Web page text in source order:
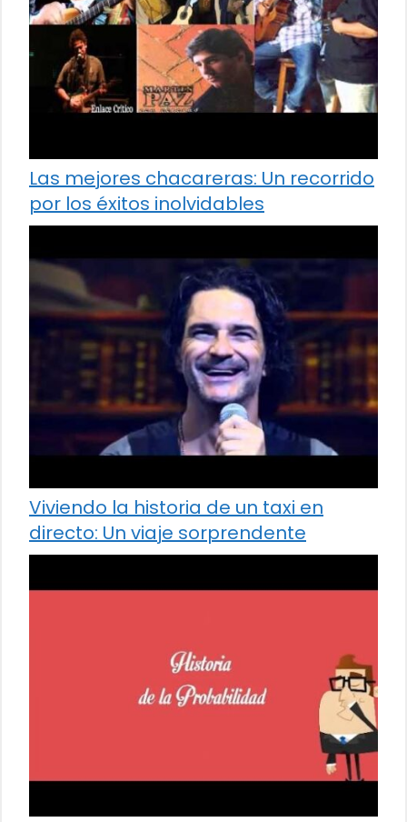
Las mejores chacareras: Un recorrido
por los éxitos inolvidables
Viviendo la historia de un taxi en
directo: Un viaje sorprendente